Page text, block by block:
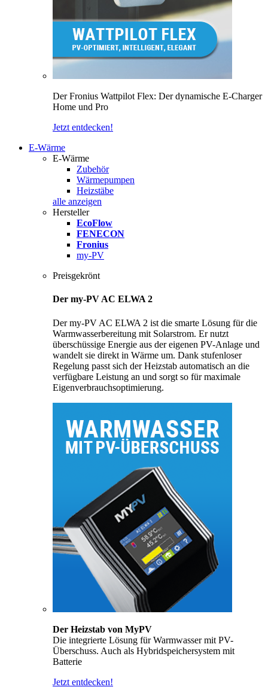
Der Fronius Wattpilot Flex: Der dynamische E-Charger
Home und Pro
Jetzt entdecken!
E-Wärme
E-Wärme
Zubehör
Wärmepumpen
Heizstäbe
alle anzeigen
Hersteller
EcoFlow
FENECON
Fronius
my-PV
Preisgekrönt
Der my-PV AC ELWA 2
Der my-PV AC ELWA 2 ist die smarte Lösung für die
Warmwasserbereitung mit Solarstrom. Er nutzt
überschüssige Energie aus der eigenen PV-Anlage und
wandelt sie direkt in Wärme um. Dank stufenloser
Regelung passt sich der Heizstab automatisch an die
verfügbare Leistung an und sorgt so für maximale
Eigenverbrauchsoptimierung.
Der Heizstab von MyPV
Die integrierte Lösung für Warmwasser mit PV-
Überschuss. Auch als Hybridspeichersystem mit
Batterie
Jetzt entdecken!